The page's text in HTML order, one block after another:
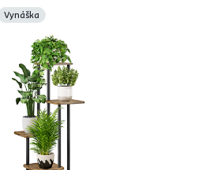
Vynáška